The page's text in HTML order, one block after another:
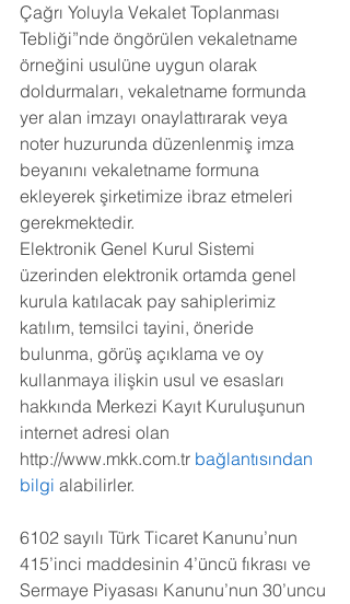
Çağrı Yoluyla Vekalet Toplanması
Tebliği”nde öngörülen vekaletname
örneğini usulüne uygun olarak
doldurmaları, vekaletname formunda
yer alan imzayı onaylattırarak veya
noter huzurunda düzenlenmiş imza
beyanını vekaletname formuna
ekleyerek şirketimize ibraz etmeleri
gerekmektedir.
Elektronik Genel Kurul Sistemi
üzerinden elektronik ortamda genel
kurula katılacak pay sahiplerimiz
katılım, temsilci tayini, öneride
bulunma, görüş açıklama ve oy
kullanmaya ilişkin usul ve esasları
hakkında Merkezi Kayıt Kuruluşunun
internet adresi olan
http://www.mkk.com.tr bağlantısından
bilgi alabilirler.
6102 sayılı Türk Ticaret Kanunu’nun
415’inci maddesinin 4’üncü fıkrası ve
Sermaye Piyasası Kanunu’nun 30’uncu